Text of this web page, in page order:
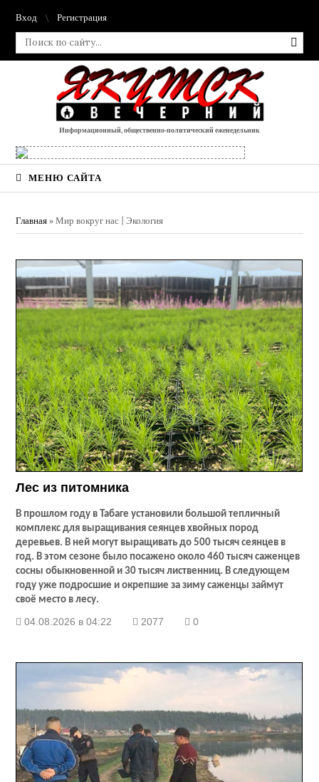
Вход Регистрация
Информационный, общественно-политический еженедельник
МЕНЮ САЙТА
Главная »Мир вокруг нас | Экология
Лес из питомника
В прошлом году в Табаге установили большой тепличный
комплекс для выращивания сеянцев хвойных пород
деревьев. В ней могут выращивать до 500 тысяч сеянцев в
год. В этом сезоне было посажено около 460 тысяч саженцев
сосны обыкновенной и 30 тысяч лиственниц. В следующем
году уже подросшие и окрепшие за зиму саженцы займут
своё место в лесу.
04.08.2026 в 04:22 2077 0